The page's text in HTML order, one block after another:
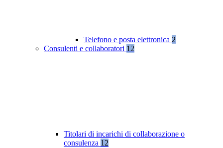
Telefono e posta elettronica 2
Consulenti e collaboratori 12
Titolari di incarichi di collaborazione o
consulenza 12